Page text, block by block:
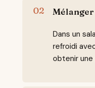
Dans un
refroidi
obtenir